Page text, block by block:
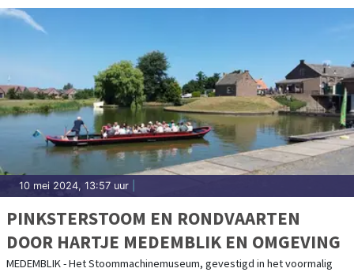
10 mei 2024, 13:57 uur
PINKSTERSTOOM EN RONDVAARTEN
DOOR HARTJE MEDEMBLIK EN OMGEVING
MEDEMBLIK - Het Stoommachinemuseum, gevestigd in het voormalig